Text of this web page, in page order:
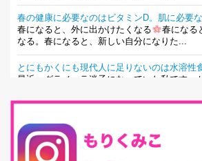
春の健康に必要なのはビタミンD。肌に必要な
春になると、外に出かけたくなる
春になる
なる。春になると、新しい自分になりた...
とにもかくにも現代人に足りないのは水溶性
最近、グラノーラ迷子になっていた私です。
腸内環境を整えることは、健康維持の中でい
は思っています。 ヒトの免...